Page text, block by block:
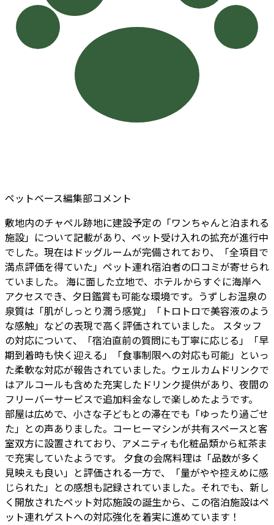
ペットベース編集部コメント
敷地内のチャペル跡地に建設予定の「ワンちゃんと泊まれる
施設」について記載があり、ペット受け入れの拡充が進行中
でした。現在はドッグルームが完備されており、「全項目で
満点評価を得ていた」ペット連れ宿泊者の口コミが寄せられ
ていました。 海に面した立地で、ホテルからすぐに海岸へ
アクセスでき、夕日鑑賞も可能な環境です。うずしお温泉の
泉質は「肌がしっとり潤う感覚」「トロトロで美容液のよう
な感触」などの表現で高く評価されていました。 スタッフ
の対応について、「宿泊直前の質問にも丁寧に応じる」「早
期到着時も快く迎える」「食事制限への対応も可能」といっ
た柔軟な対応が報告されていました。ウェルカムドリンクで
はアルコールも含めた充実したドリンク提供があり、夜間の
フリーバーサービスで追加料金なしで楽しめたようです。
部屋は広めで、小さな子どもとの滞在でも「ゆったり過ごせ
た」との声ありました。コーヒーマシンが共有スペースと客
室双方に設置されており、アメニティも化粧品類から紅茶ま
で充実していたようです。 夕食の会席料理は「品数が多く
見映えも良い」と評価される一方で、「量がやや控えめに感
じられた」との感想も記録されていました。それでも、新し
く開放されたペット対応施設の誕生から、この宿泊施設はペ
ット連れゲストへの対応強化を着実に進めています！